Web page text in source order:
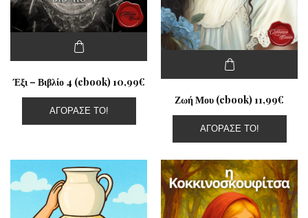
Έξι – Βιβλίο 4 (ebook) 10,99€
ΑΓΌΡΑΣΕ ΤΟ!
Ζωή Μου (ebook) 11,99€
ΑΓΌΡΑΣΕ ΤΟ!